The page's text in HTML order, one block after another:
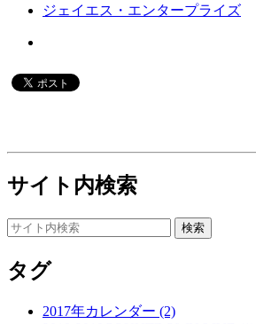
ジェイエス・エンタープライズ
サイト内検索
タグ
2017年カレンダー (2)